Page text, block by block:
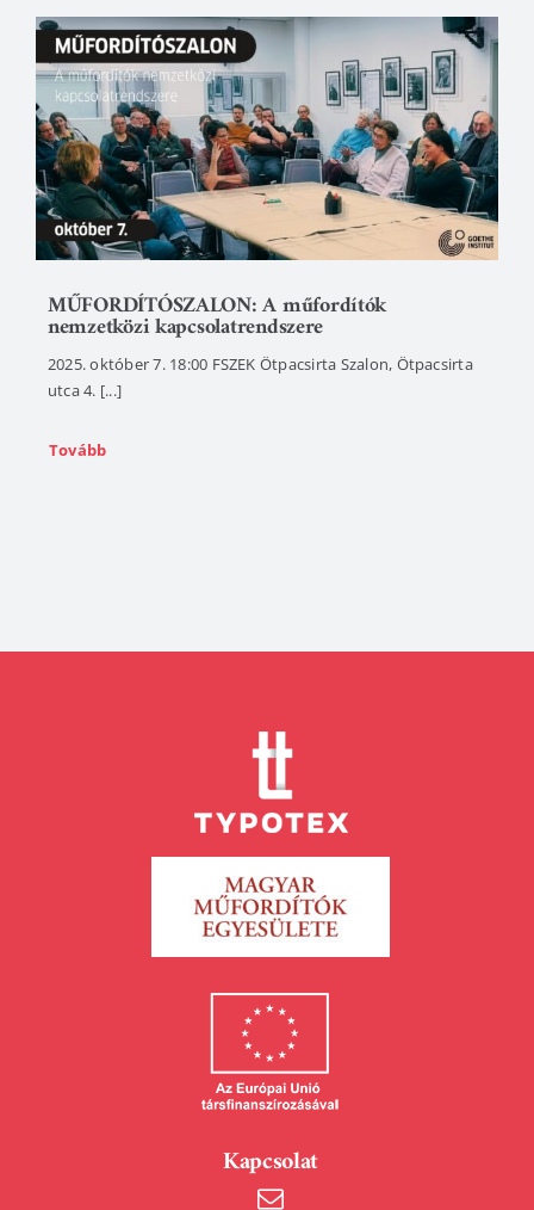
MŰFORDÍTÓSZALON: A műfordítók
nemzetközi kapcsolatrendszere
2025. október 7. 18:00 FSZEK Ötpacsirta Szalon, Ötpacsirta
utca 4. [...]
Tovább
Kapcsolat